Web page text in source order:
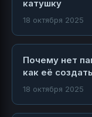
катушку
18 октября 2025
Почему нет
как её создать
18 октября 2025